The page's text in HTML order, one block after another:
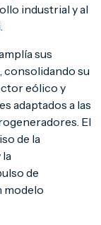
industrial y al
sus
consolidando su
eólico y
adaptados a las
El
de la
de
modelo